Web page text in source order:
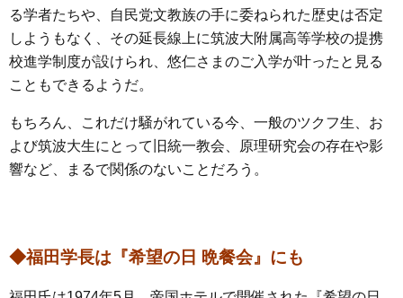
る学者たちや、自民党文教族の手に委ねられた歴史は否定
しようもなく、その延長線上に筑波大附属高等学校の提携
校進学制度が設けられ、悠仁さまのご入学が叶ったと見る
こともできるようだ。
もちろん、これだけ騒がれている今、一般のツクフ生、お
よび筑波大生にとって旧統一教会、原理研究会の存在や影
響など、まるで関係のないことだろう。
◆福田学長は『希望の日 晩餐会』にも